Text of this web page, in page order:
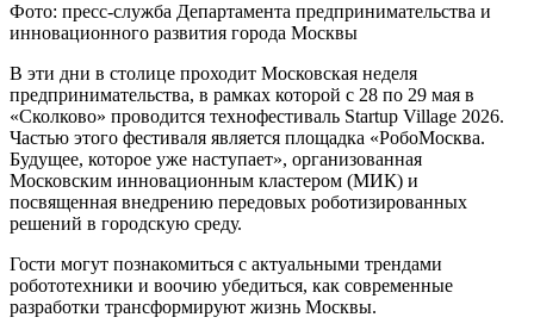
Фото: пресс-служба Департамента предпринимательства и
инновационного развития города Москвы
В эти дни в столице проходит Московская неделя
предпринимательства, в рамках которой с 28 по 29 мая в
«Сколково» проводится технофестиваль Startup Village 2026.
Частью этого фестиваля является площадка «РобоМосква.
Будущее, которое уже наступает», организованная
Московским инновационным кластером (МИК) и
посвященная внедрению передовых роботизированных
решений в городскую среду.
Гости могут познакомиться с актуальными трендами
робототехники и воочию убедиться, как современные
разработки трансформируют жизнь Москвы.